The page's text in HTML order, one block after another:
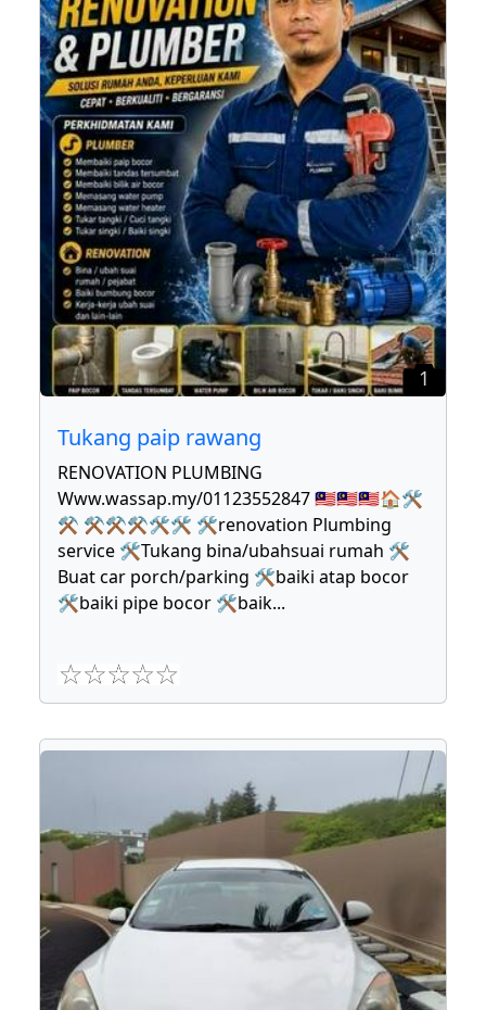
1
Tukang paip rawang
RENOVATION PLUMBING
Www.wassap.my/01123552847 🇲🇾🇲🇾🇲🇾🏠🛠
⚒ ⚒⚒⚒🛠🛠 🛠renovation Plumbing
service 🛠Tukang bina/ubahsuai rumah 🛠
Buat car porch/parking 🛠baiki atap bocor
🛠baiki pipe bocor 🛠baik...